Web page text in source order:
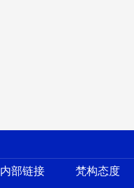
内部链接 梵构态度